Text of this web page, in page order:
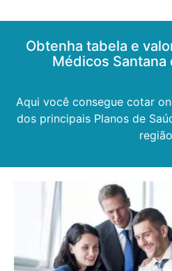
Obtenha tabela e
Médicos Santana
Aqui você consegue cotar
dos principais Planos de
região